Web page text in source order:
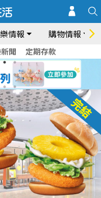
情報 購物情報
聞 定期存款